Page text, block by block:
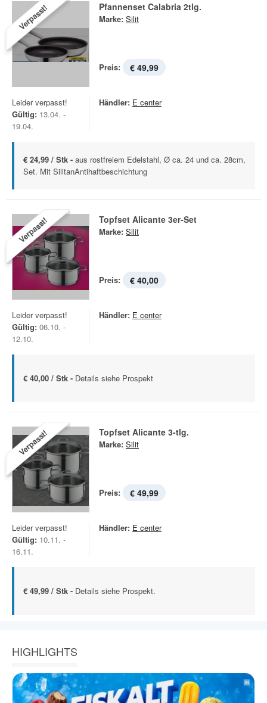
Verpasst! Pfannenset Calabria 2tlg.
Marke: Silit
Preis: € 49,99
Leider verpasst!
Gültig: 13.04. -
19.04.
Händler: E center
€ 24,99 / Stk - aus rostfreiem Edelstahl, Ø ca. 24 und ca. 28cm,
Set. Mit SilitanAntihaftbeschichtung
Verpasst! Topfset Alicante 3er-Set
Marke: Silit
Preis: € 40,00
Leider verpasst!
Gültig: 06.10. -
12.10.
Händler: E center
€ 40,00 / Stk - Details siehe Prospekt
Verpasst! Topfset Alicante 3-tlg.
Marke: Silit
Preis: € 49,99
Leider verpasst!
Gültig: 10.11. -
16.11.
Händler: E center
€ 49,99 / Stk - Details siehe Prospekt.
HIGHLIGHTS